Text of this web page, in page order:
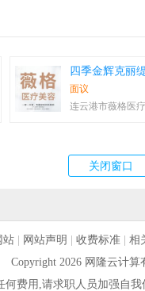
四季金辉克丽
面议
连云港市薇格医
站 网站声明 |收费标准 |相
Copyright 2026 网隆云计
何费用,请求职人员加强自